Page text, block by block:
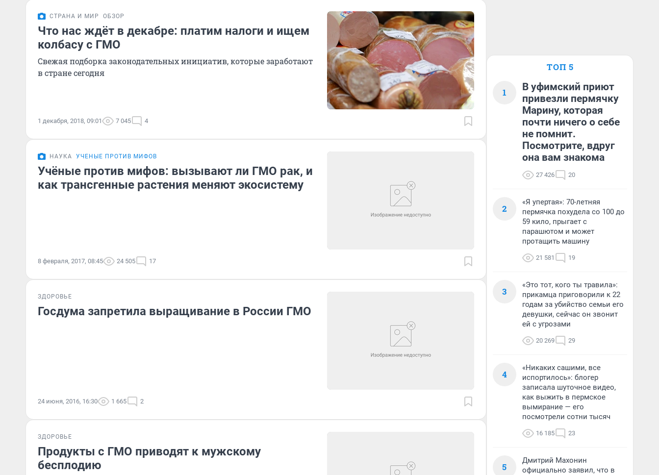
СТРАНА И МИР ОБЗОР
Что нас ждёт в декабре: платим налоги и ищем
колбасу с ГМО
Свежая подборка законодательных инициатив, которые заработают
в стране сегодня
1 декабря, 2018, 09:01 7 045 4
НАУКА УЧЕНЫЕ ПРОТИВ МИФОВ
Учёные против мифов: вызывают ли ГМО рак, и
как трансгенные растения меняют экосистему
8 февраля, 2017, 08:45 24 505 17
ЗДОРОВЬЕ
Госдума запретила выращивание в России ГМО
24 июня, 2016, 16:30 1 665 2
ЗДОРОВЬЕ
Продукты с ГМО приводят к мужскому
бесплодию
ТОП 5
1
В уфимский приют
привезли пермячку
Марину, которая
почти ничего о себе
не помнит.
Посмотрите, вдруг
она вам знакома
27 426 20
2
«Я упертая»: 70-летняя
пермячка похудела со 100 до
59 кило, прыгает с
парашютом и может
протащить машину
21 581 19
3
«Это тот, кого ты травила»:
прикамца приговорили к 22
годам за убийство семьи его
девушки, сейчас он звонит
ей с угрозами
20 269 29
4
«Никаких сашими, все
испортилось»: блогер
записала шуточное видео,
как выжить в пермское
вымирание — его
посмотрели сотни тысяч
16 185 23
5
Дмитрий Махонин
официально заявил, что в